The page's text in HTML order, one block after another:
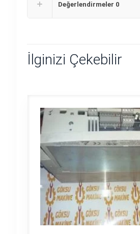
Değerlendirmeler 0
İlginizi Çekebilir